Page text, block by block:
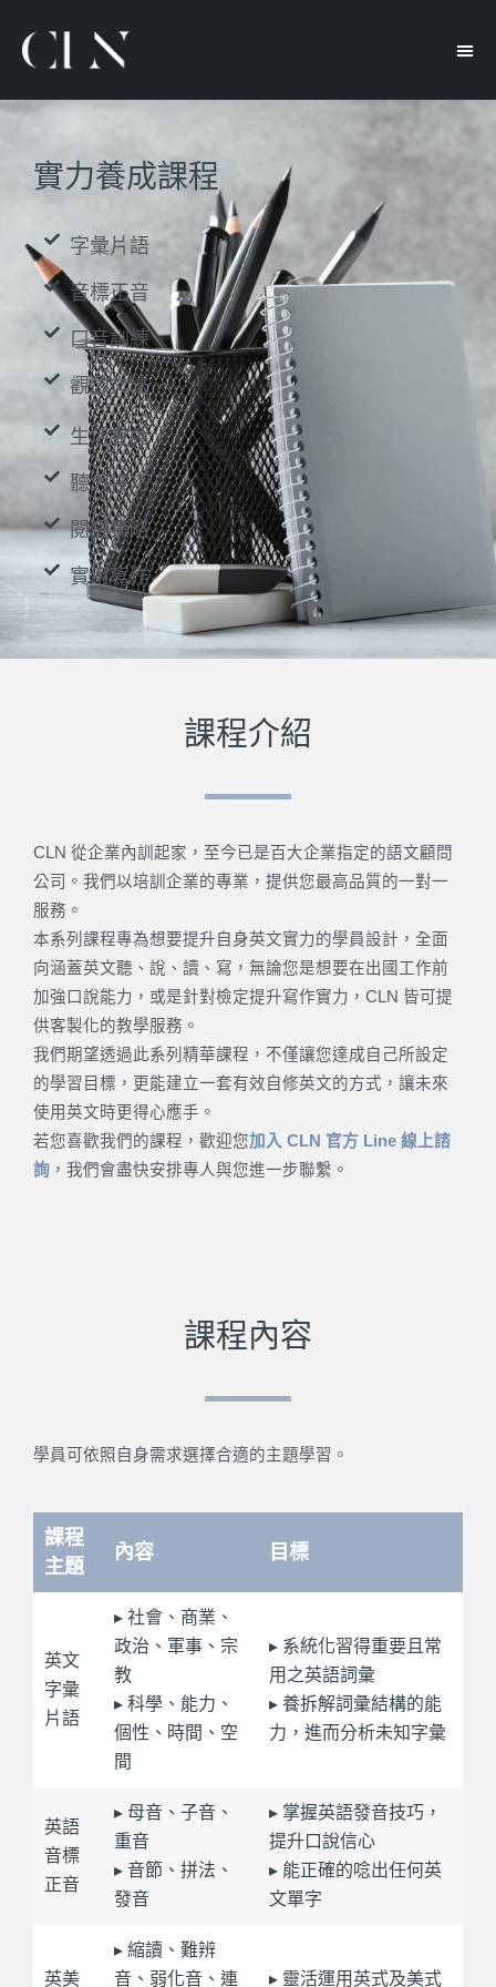
實力養成課程
字彙片語
音標正音
口音訓練
觀念文法
生活會話
聽力技巧
閱讀策略
實用寫作
課程介紹
CLN 從企業內訓起家，至今已是百大企業指定的語文顧問
公司。我們以培訓企業的專業，提供您最高品質的一對一
服務。
本系列課程專為想要提升自身英文實力的學員設計，全面
向涵蓋英文聽、說、讀、寫，無論您是想要在出國工作前
加強口說能力，或是針對檢定提升寫作實力，CLN 皆可提
供客製化的教學服務。
我們期望透過此系列精華課程，不僅讓您達成自己所設定
的學習目標，更能建立一套有效自修英文的方式，讓未來
使用英文時更得心應手。
若您喜歡我們的課程，歡迎您加入 CLN 官方 Line 線上諮
詢 ，我們會盡快安排專人與您進一步聯繫。
課程內容
學員可依照自身需求選擇合適的主題學習。
課程
主題
內容 目標
英文
字彙
片語
▸ 社會、商業、
政治、軍事、宗
教
▸ 科學、能力、
個性、時間、空
間
▸ 系統化習得重要且常
用之英語詞彙
▸ 養拆解詞彙結構的能
力，進而分析未知字彙
英語
音標
正音
▸ 母音、子音、
重音
▸ 音節、拼法、
發音
▸ 掌握英語發音技巧，
提升口說信心
▸ 能正確的唸出任何英
文單字
英美
▸ 縮讀、難辨
音、弱化音、連
▸ 靈活運用英式及美式